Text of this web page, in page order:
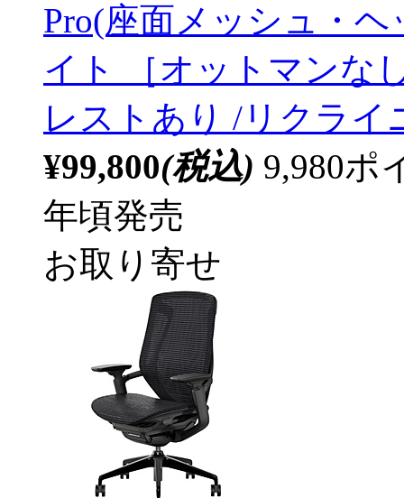
Pro(座面メッシュ・
イト ［オットマンな
レストあり /リクライ
¥99,800(税込) 9,980ポ
年頃発売
お取り寄せ